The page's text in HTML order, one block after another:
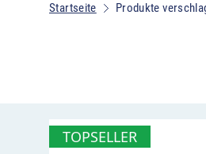
Startseite Produkte
TOPSELLER